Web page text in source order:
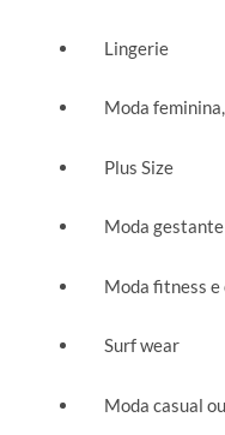
Lingerie
Moda
Plus Size
Moda gestante
Moda fitness
Surf wear
Moda casual